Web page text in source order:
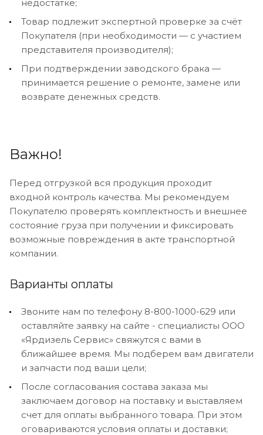
недостатке;
Товар подлежит экспертной проверке за счёт
Покупателя (при необходимости — с участием
представителя производителя);
При подтверждении заводского брака —
принимается решение о ремонте, замене или
возврате денежных средств.
Важно!
Перед отгрузкой вся продукция проходит
входной контроль качества. Мы рекомендуем
Покупателю проверять комплектность и внешнее
состояние груза при получении и фиксировать
возможные повреждения в акте транспортной
компании.
Варианты оплаты
Звоните нам по телефону 8-800-1000-629 или
оставляйте заявку на сайте - специалисты ООО
«Ярдизель Сервис» свяжутся с вами в
ближайшее время. Мы подберем вам двигатели
и запчасти под ваши цели;
После согласования состава заказа мы
заключаем договор на поставку и выставляем
счет для оплаты выбранного товара. При этом
оговариваются условия оплаты и доставки;